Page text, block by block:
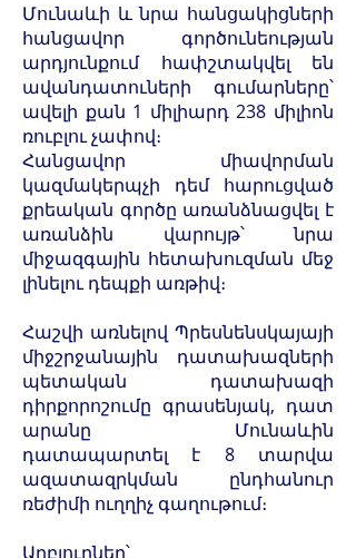
Մունաևի և նրա հանցակիցների
հանցավոր գործունեության
արդյունքում հափշտակվել են
ավանդատուների գումարները՝
ավելի քան 1 միլիարդ 238 միլիոն
ռուբլու չափով։
Հանցավոր միավորման
կազմակերպչի դեմ հարուցված
քրեական գործը առանձնացվել է
առանձին վարույթ՝ նրա
միջազգային հետախուզման մեջ
լինելու դեպքի առթիվ։
Հաշվի առնելով Պրեսնենսկայայի
միջշրջանային դատախազների
պետական դատախազի
դիրքորոշումը գրասենյակ, դատ
արանը Մունաևին
դատապարտել է 8 տարվա
ազատազրկման ընդհանուր
ռեժիմի ուղղիչ գաղութում։
Աղբյուրներ՝